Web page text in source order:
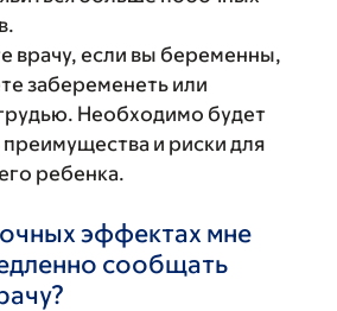
врачу, если вы беременны,
забеременеть или
Необходимо будет
и риски для
ребенка.
эффектах мне
сообщать